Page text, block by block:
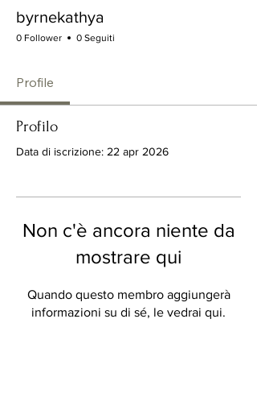
byrnekathya
0 Follower 0 Seguiti
Profile
Profilo
Data di iscrizione: 22 apr 2026
Non c'è ancora niente da
mostrare qui
Quando questo membro aggiungerà
informazioni su di sé, le vedrai qui.